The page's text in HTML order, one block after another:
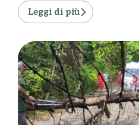
Leggi di più